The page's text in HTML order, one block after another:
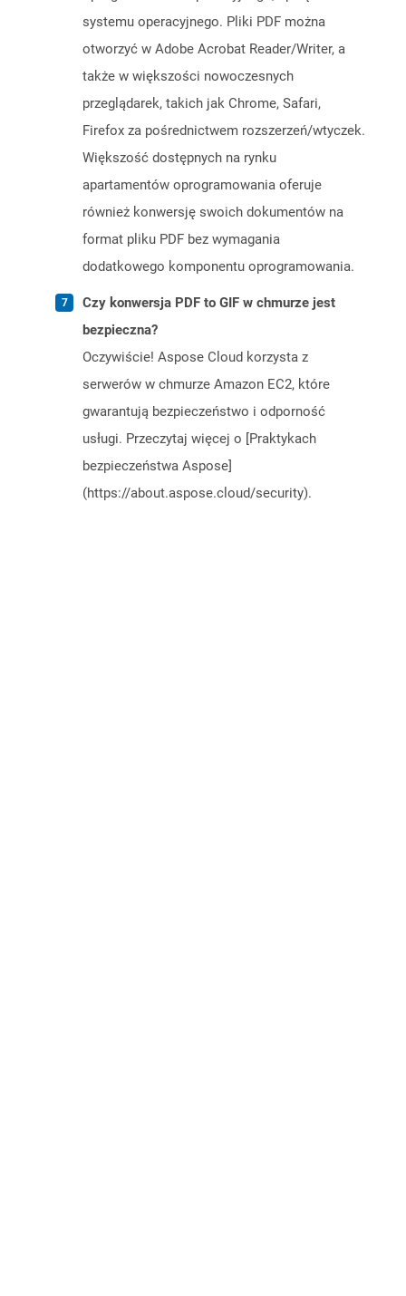
systemu operacyjnego. Pliki PDF można
otworzyć w Adobe Acrobat Reader/Writer, a
także w większości nowoczesnych
przeglądarek, takich jak Chrome, Safari,
Firefox za pośrednictwem rozszerzeń/wtyczek.
Większość dostępnych na rynku
apartamentów oprogramowania oferuje
również konwersję swoich dokumentów na
format pliku PDF bez wymagania
dodatkowego komponentu oprogramowania.
Czy konwersja PDF to GIF w chmurze jest
bezpieczna?
Oczywiście! Aspose Cloud korzysta z
serwerów w chmurze Amazon EC2, które
gwarantują bezpieczeństwo i odporność
usługi. Przeczytaj więcej o [Praktykach
bezpieczeństwa Aspose]
(https://about.aspose.cloud/security).